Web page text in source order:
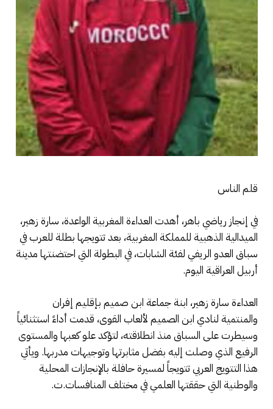
قلم الناس
في إنجاز رياضي باهر، أهدت العداءة المغربية الواعدة، سارة زهير،
الميدالية الذهبية للمملكة المغربية، بعد تتويجها بطلة للعرب في
سباق العدو الريفي لفئة الشابات، في البطولة التي احتضنتها مدينة
أربيل العراقية اليوم.
العداءة سارة زهير، ابنة جماعة ابن صميم بإقليم إفران
والمنتمية لنادي ابن الصميم لألعاب القوى، قدمت أداءً استثنائياً
وسيطرت على السباق منذ انطلاقته، لتؤكد علو كعبها والمستوى
الرفيع الذي وصلت إليه بفضل مثابرتها وتوجيهات مدربها. ويأتي
هذا التتويج العربي تتويجاً لمسيرة حافلة بالإنجازات المحلية
والوطنية التي حققتها العلمي في مختلف المنافسات.ت.